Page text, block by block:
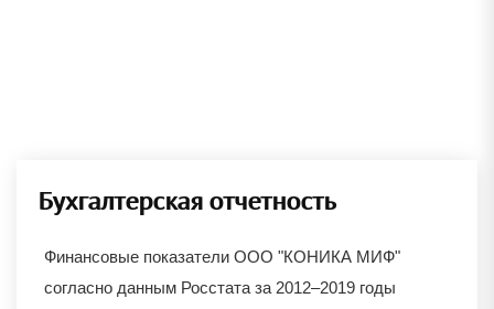
Бухгалтерская отчетность
Финансовые показатели ООО "КОНИКА МИФ"
согласно данным Росстата за 2012–2019 годы